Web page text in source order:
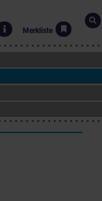
Merkliste